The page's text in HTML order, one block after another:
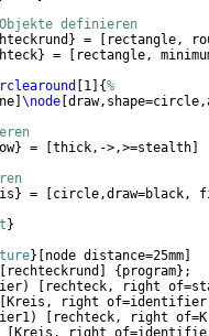
Objekte definieren
} =
rectangle,
} =
rectangle,
1 {%
\node
} = thick,->,>=stealth
} =
circle,draw=black,
}
} node distance=25mm
rechteckrund { program} ;
)
rechteck, right
Kreis, right
)
rechteck, right